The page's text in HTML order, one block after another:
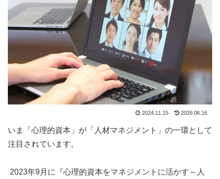
2024.11.15 2026.06.16
いま「心理的資本」が「人材マネジメント」の一環として
注目されています。
2023年9月に『心理的資本をマネジメントに活かす～人